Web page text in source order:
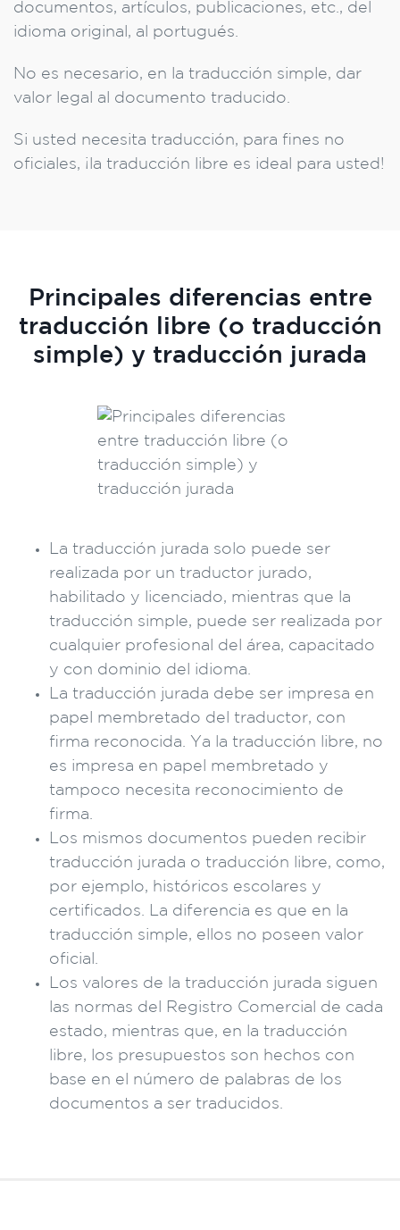
documentos, artículos, publicaciones, etc., del
idioma original, al portugués.
No es necesario, en la traducción simple, dar
valor legal al documento traducido.
Si usted necesita traducción, para fines no
oficiales, ¡la traducción libre es ideal para usted!
Principales diferencias entre
traducción libre (o traducción
simple) y traducción jurada
La traducción jurada solo puede ser
realizada por un traductor jurado,
habilitado y licenciado, mientras que la
traducción simple, puede ser realizada por
cualquier profesional del área, capacitado
y con dominio del idioma.
La traducción jurada debe ser impresa en
papel membretado del traductor, con
firma reconocida. Ya la traducción libre, no
es impresa en papel membretado y
tampoco necesita reconocimiento de
firma.
Los mismos documentos pueden recibir
traducción jurada o traducción libre, como,
por ejemplo, históricos escolares y
certificados. La diferencia es que en la
traducción simple, ellos no poseen valor
oficial.
Los valores de la traducción jurada siguen
las normas del Registro Comercial de cada
estado, mientras que, en la traducción
libre, los presupuestos son hechos con
base en el número de palabras de los
documentos a ser traducidos.